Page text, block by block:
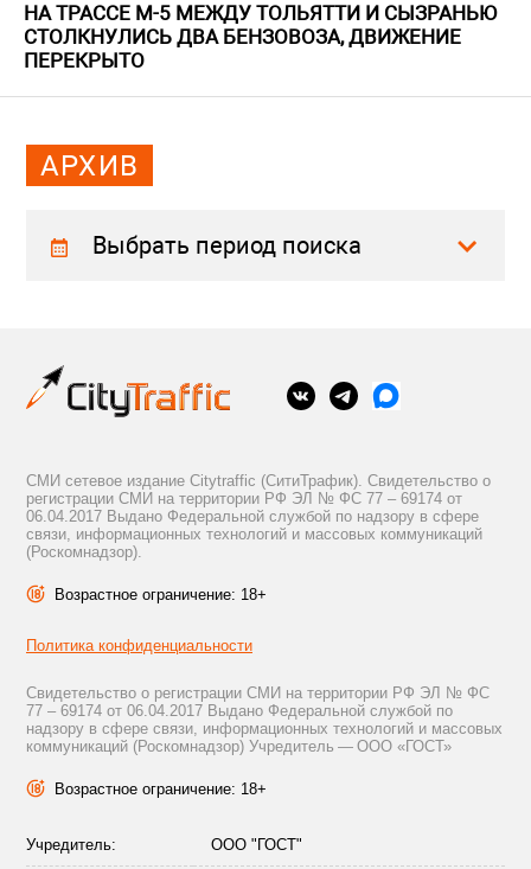
НА ТРАССЕ М-5 МЕЖДУ ТОЛЬЯТТИ И СЫЗРАНЬЮ
СТОЛКНУЛИСЬ ДВА БЕНЗОВОЗА, ДВИЖЕНИЕ
ПЕРЕКРЫТО
АРХИВ
Выбрать период поиска
СМИ сетевое издание Citytraffic (СитиТрафик). Свидетельство о
регистрации СМИ на территории РФ ЭЛ № ФС 77 – 69174 от
06.04.2017 Выдано Федеральной службой по надзору в сфере
связи, информационных технологий и массовых коммуникаций
(Роскомнадзор).
Возрастное ограничение: 18+
Политика конфиденциальности
Свидетельство о регистрации СМИ на территории РФ ЭЛ № ФС
77 – 69174 от 06.04.2017 Выдано Федеральной службой по
надзору в сфере связи, информационных технологий и массовых
коммуникаций (Роскомнадзор) Учредитель — ООО «ГОСТ»
Возрастное ограничение: 18+
Учредитель: ООО "ГОСТ"